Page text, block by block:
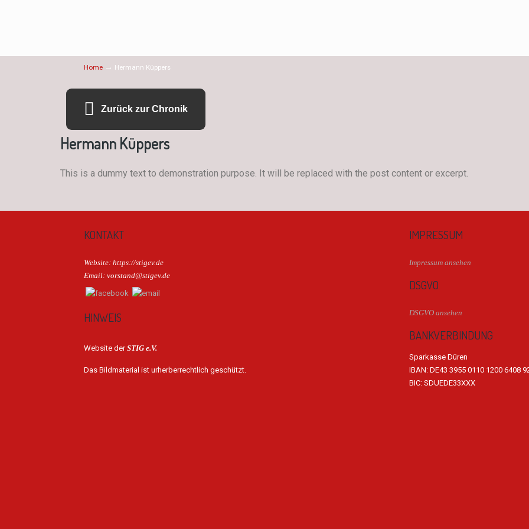
Home → Hermann Küppers
Zurück zur Chronik
Hermann Küppers
This is a dummy text to demonstration purpose. It will be replaced with the post content or excerpt.
KONTAKT
Website: https://stigev.de
Email: vorstand@stigev.de
HINWEIS
Website derSTIG e.V.
Das Bildmaterial ist urherberrechtlich geschützt.
IMPRESSUM
Impressum ansehen
DSGVO
DSGVO ansehen
BANKVERBINDUNG
Sparkasse Düren
IBAN: DE43 3955 0110 1200 6408
BIC: SDUEDE33XXX